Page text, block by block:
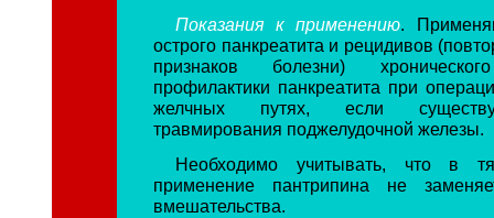
Показания к применению.
острого панкреатита и рецидивов
признаков болезни)
профилактики панкреатита при
желчных путях, если
травмирования поджелудочной железы.
Необходимо учитывать, что в
применение пантрипина не
вмешательства.